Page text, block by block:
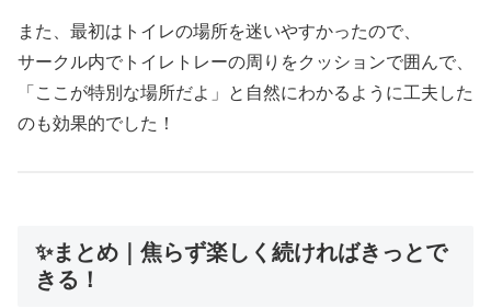
また、最初はトイレの場所を迷いやすかったので、
サークル内でトイレトレーの周りをクッションで囲んで、
「ここが特別な場所だよ」と自然にわかるように工夫した
のも効果的でした！
✨まとめ｜焦らず楽しく続ければきっとで
きる！